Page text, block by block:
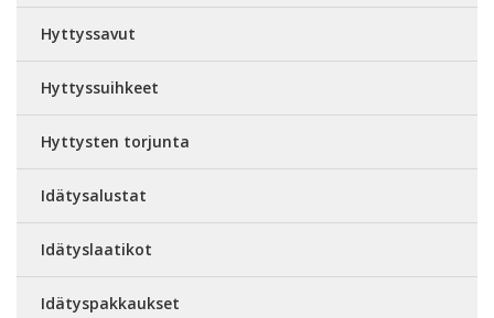
Hyttyssavut
Hyttyssuihkeet
Hyttysten torjunta
Idätysalustat
Idätyslaatikot
Idätyspakkaukset